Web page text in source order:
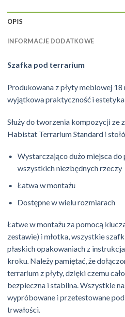
OPIS
INFORMACJE DODATKOWE
Szafka pod terrarium
Produkowana z płyty meblowej 18
wyjątkowa praktyczność i
Służy do tworzenia kompozycji ze
Habistat Terrarium Standard i
Wystarczająco dużo miejsca
wszystkich niezbędnych rzeczy
Łatwa w montażu
Dostępne w wielu rozmiarach
Łatwe w montażu za pomocą
zestawie) i młotka, wszystkie
płaskich opakowaniach z
kroku. Należy pamiętać, że
terrarium z płyty, dzięki czemu
bezpieczna i stabilna. Wszystkie
wypróbowane i przetestowane
trwałości.